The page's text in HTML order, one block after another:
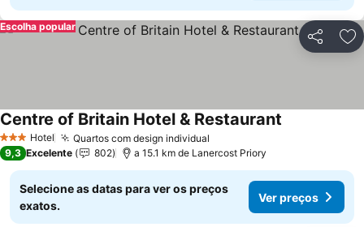
Partilhar
Escolha popular
3 EstrelasHotel Quartos com design individual
Centre of Britain Hotel & Restaurant
9,3 Excelente 802 a 15.1 km de Lanercost Priory
Selecione as datas para ver os preços
exatos.
Ver preços